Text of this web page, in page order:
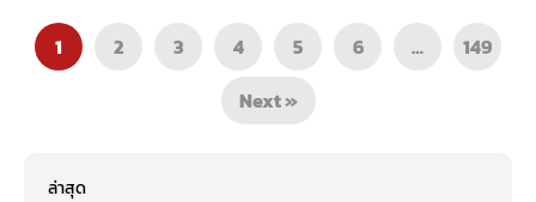
1 2 3 4 5 6 …
149
Next »
ล่าสุด